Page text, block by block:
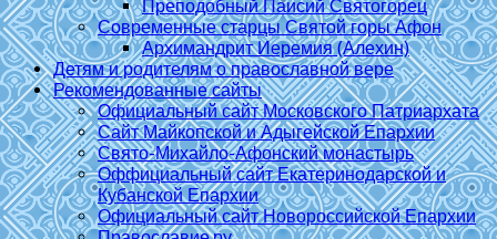
Преподобный Паисий Святогорец
Современные старцы Святой горы Афон
Архимандрит Иеремия (Алехин)
Детям и родителям о православной вере
Рекомендованные сайты
Официальный сайт Московского Патриархата
Сайт Майкопской и Адыгейской Епархии
Свято-Михайло-Афонский монастырь
Оффициальный сайт Екатеринодарской и
Кубанской Епархии
Официальный сайт Новороссийской Епархии